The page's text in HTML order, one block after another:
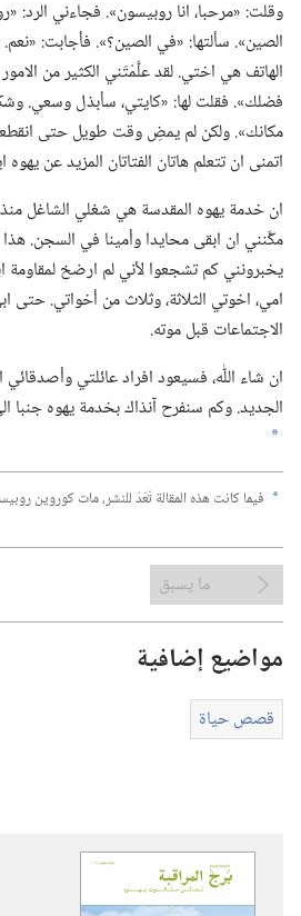
وقلت:‏ «مرحبا،‏ انا روبيسون».‏ فجاءني الرد:‏
الصين».‏ سألتها:‏ «في الصين؟‏».‏ فأجابت:‏ «نعم.‏
الهاتف هي اختي.‏ لقد علَّمْتَني الكثير من
فضلك».‏ فقلت لها:‏ «كايتي،‏ سأبذل وسعي.‏
مكانك».‏ ولكن لم يمضِ وقت طويل حتى انقطعت
اتمنى ان تتعلم هاتان الفتاتان المزيد عن يهوه
مكَّنني ان ابقى محايدا وأمينا في السجن.‏
يخبرونني كم تشجعوا لأني لم ارضخ لمقاومة
امي،‏ اخوتي الثلاثة،‏ وثلاث من أخواتي.‏
الاجتماعات قبل موته.‏
ان شاء اللّٰه،‏ فسيعود افراد عائلتي وأصدقائي
الجديد.‏ وكم سنفرح آنذاك بخدمة يهوه جنبا
a
a فيما كانت هذه المقالة تُعَدّ للنشر،‏ مات كوروين
ما يسبق
مواضيع إضافية
قصص حياة